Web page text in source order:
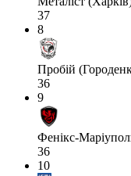
37
8
Пробій
36
9
Фенікс-
36
10